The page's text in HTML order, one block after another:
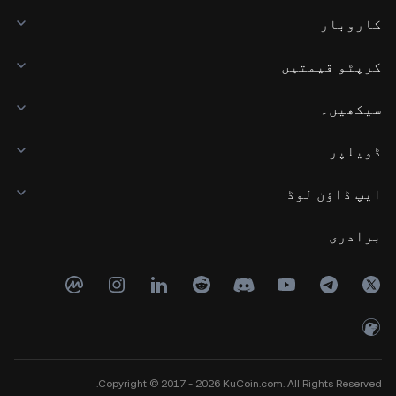
کاروبار
کرپٹو قیمتیں
سیکھیں۔
ڈویلپر
ایپ ڈاؤن لوڈ
برادری
Copyright © 2017 - 2026 KuCoin.com. All Rights Reserved.